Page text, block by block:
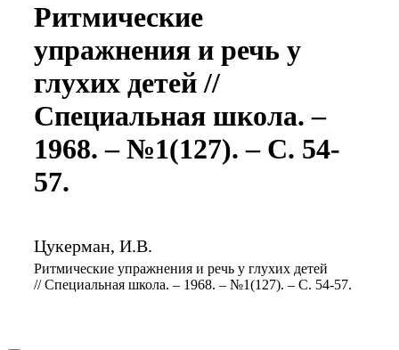
Ритмические
упражнения и речь у
глухих детей //
Специальная школа. –
1968. – №1(127). – С. 54-
57.
Цукерман, И.В.
Ритмические упражнения и речь у глухих детей
// Специальная школа. – 1968. – №1(127). – С. 54-57.